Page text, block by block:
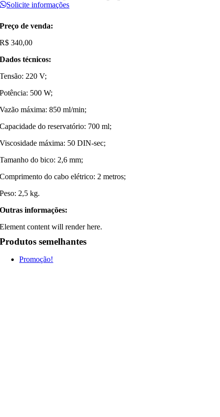
Solicite informações
Preço de venda:
R$ 340,00
Dados técnicos:
Tensão: 220 V;
Potência: 500 W;
Vazão máxima: 850 ml/min;
Capacidade do reservatório: 700 ml;
Viscosidade máxima: 50 DIN-sec;
Tamanho do bico: 2,6 mm;
Comprimento do cabo elétrico: 2 metros;
Peso: 2,5 kg.
Outras informações:
Element content will render here.
Produtos semelhantes
Promoção!